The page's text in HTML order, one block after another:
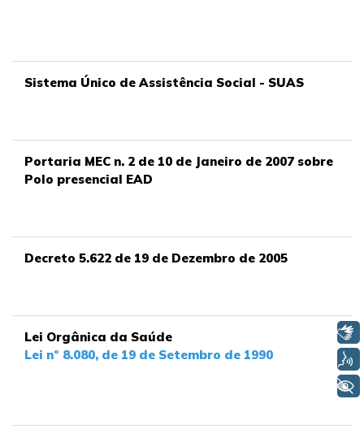
Sistema Único de Assistência Social - SUAS
Portaria MEC n. 2 de 10 de Janeiro de 2007 sobre
Polo presencial EAD
Decreto 5.622 de 19 de Dezembro de 2005
Lei Orgânica da Saúde
Lei nº 8.080, de 19 de Setembro de 1990